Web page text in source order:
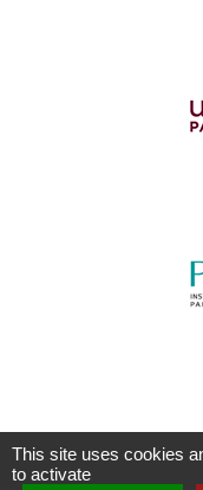
This site uses cookies
to activate